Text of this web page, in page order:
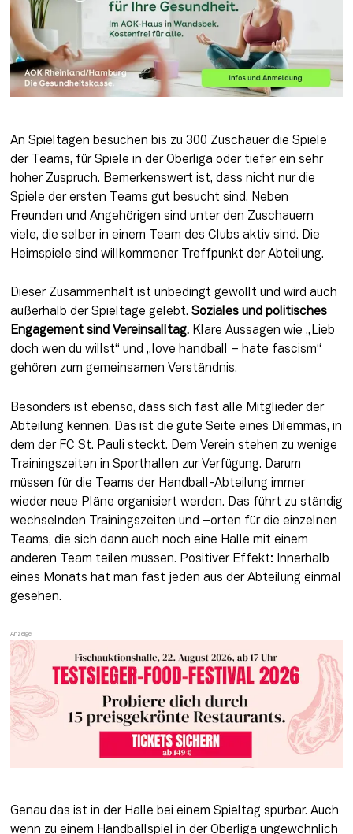
An Spieltagen besuchen bis zu 300 Zuschauer die Spiele
der Teams, für Spiele in der Oberliga oder tiefer ein sehr
hoher Zuspruch. Bemerkenswert ist, dass nicht nur die
Spiele der ersten Teams gut besucht sind. Neben
Freunden und Angehörigen sind unter den Zuschauern
viele, die selber in einem Team des Clubs aktiv sind. Die
Heimspiele sind willkommener Treffpunkt der Abteilung.
Dieser Zusammenhalt ist unbedingt gewollt und wird auch
außerhalb der Spieltage gelebt. Soziales und politisches
Engagement sind Vereinsalltag. Klare Aussagen wie „Lieb
doch wen du willst“ und „love handball – hate fascism“
gehören zum gemeinsamen Verständnis.
Besonders ist ebenso, dass sich fast alle Mitglieder der
Abteilung kennen. Das ist die gute Seite eines Dilemmas, in
dem der FC St. Pauli steckt. Dem Verein stehen zu wenige
Trainingszeiten in Sporthallen zur Verfügung. Darum
müssen für die Teams der Handball-Abteilung immer
wieder neue Pläne organisiert werden. Das führt zu ständig
wechselnden Trainingszeiten und –orten für die einzelnen
Teams, die sich dann auch noch eine Halle mit einem
anderen Team teilen müssen. Positiver Effekt: Innerhalb
eines Monats hat man fast jeden aus der Abteilung einmal
gesehen.
Genau das ist in der Halle bei einem Spieltag spürbar. Auch
wenn zu einem Handballspiel in der Oberliga ungewöhnlich